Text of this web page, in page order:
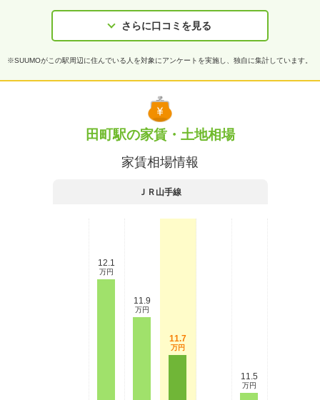
さらに口コミを見る
※SUUMOがこの駅周辺に住んでいる人を対象にアンケートを実施し、独自に集計しています。
田町駅の家賃・土地相場
家賃相場情報
ＪＲ山手線
12.1
万円
11.9
万円
11.7
万円
11.5
万円